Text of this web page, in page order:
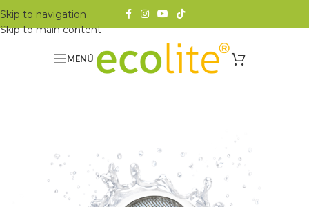
Skip to navigation
Skip to main content
MENÚ